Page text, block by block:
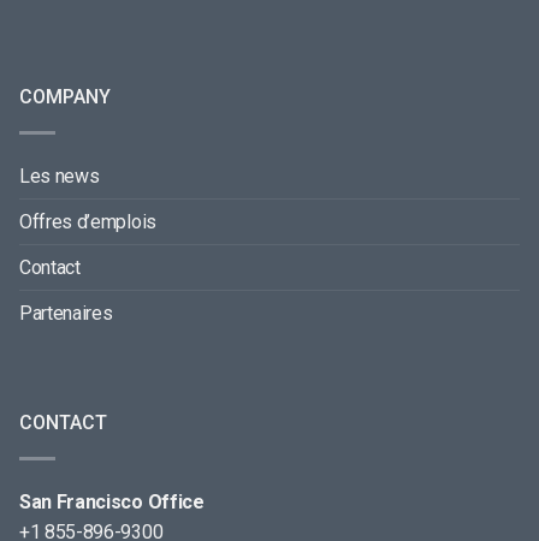
COMPANY
Les news
Offres d’emplois
Contact
Partenaires
CONTACT
San Francisco Office
+1 855-896-9300